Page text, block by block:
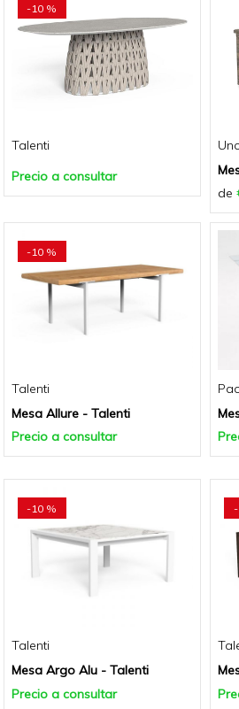
-10 %
Talenti
Precio a consultar
de
-10 %
Talenti
Mesa Allure - Talenti
Precio a consultar
-10 %
Talenti
Mesa Argo Alu - Talenti
Precio a consultar